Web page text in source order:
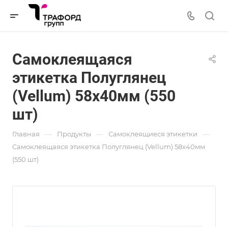
Самоклеящаяся
этикетка Полуглянец
(Vellum) 58x40мм (550
шт)
Главная — Продукты — Самоклеящиеся этикетки —
Самоклеящаяся этикетка Полуглянец (Vellum) 58x40мм
(550 шт)